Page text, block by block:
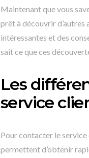
Maintenant que vous
prêt à découvrir d’autres
intéressantes et des
sait ce que ces
Les
service
Pour contacter le service
permettent d’obtenir